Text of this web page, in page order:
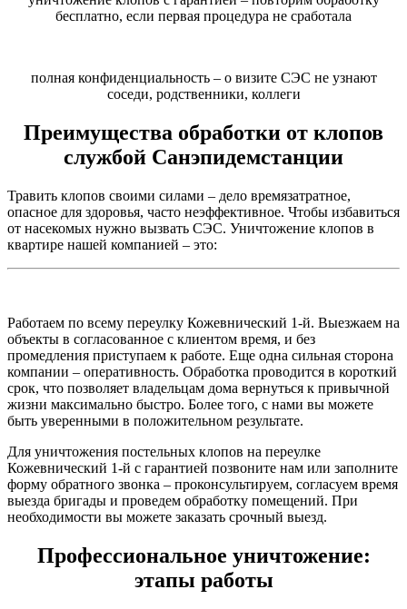
бесплатно, если первая процедура не сработала
полная конфиденциальность – о визите СЭС не узнают
соседи, родственники, коллеги
Преимущества обработки от клопов
службой Санэпидемстанции
Травить клопов своими силами – дело времязатратное,
опасное для здоровья, часто неэффективное. Чтобы избавиться
от насекомых нужно вызвать СЭС. Уничтожение клопов в
квартире нашей компанией – это:
Работаем по всему переулку Кожевнический 1-й. Выезжаем на
объекты в согласованное с клиентом время, и без
промедления приступаем к работе. Еще одна сильная сторона
компании – оперативность. Обработка проводится в короткий
срок, что позволяет владельцам дома вернуться к привычной
жизни максимально быстро. Более того, с нами вы можете
быть уверенными в положительном результате.
Для уничтожения постельных клопов на переулке
Кожевнический 1-й с гарантией позвоните нам или заполните
форму обратного звонка – проконсультируем, согласуем время
выезда бригады и проведем обработку помещений. При
необходимости вы можете заказать срочный выезд.
Профессиональное уничтожение:
этапы работы